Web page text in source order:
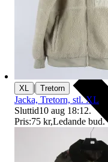
XL | Tretorn
Jacka, Tretorn, stl. XL
Sluttid10 aug 18:12.
Pris:75 kr,Ledande bud.